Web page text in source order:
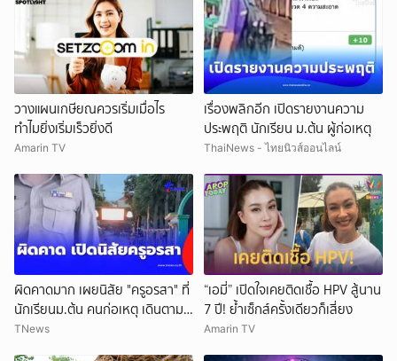
วางแผนเกษียณควรเริ่มเมื่อไร
ทำไมยิ่งเริ่มเร็วยิ่งดี
Amarin TV
เรื่องพลิกอีก เปิดรายงานความ
ประพฤติ นักเรียน ม.ต้น ผู้ก่อเหตุ
ThaiNews - ไทยนิวส์ออนไลน์
ผิดคาดมาก เผยนิสัย "ครูอรสา" ที่
นักเรียนม.ต้น คนก่อเหตุ เดินตาม
หา
TNews
“เอมี่” เปิดใจเคยติดเชื้อ HPV สู้นาน
7 ปี! ย้ำเซ็กส์ครั้งเดียวก็เสี่ยง
Amarin TV